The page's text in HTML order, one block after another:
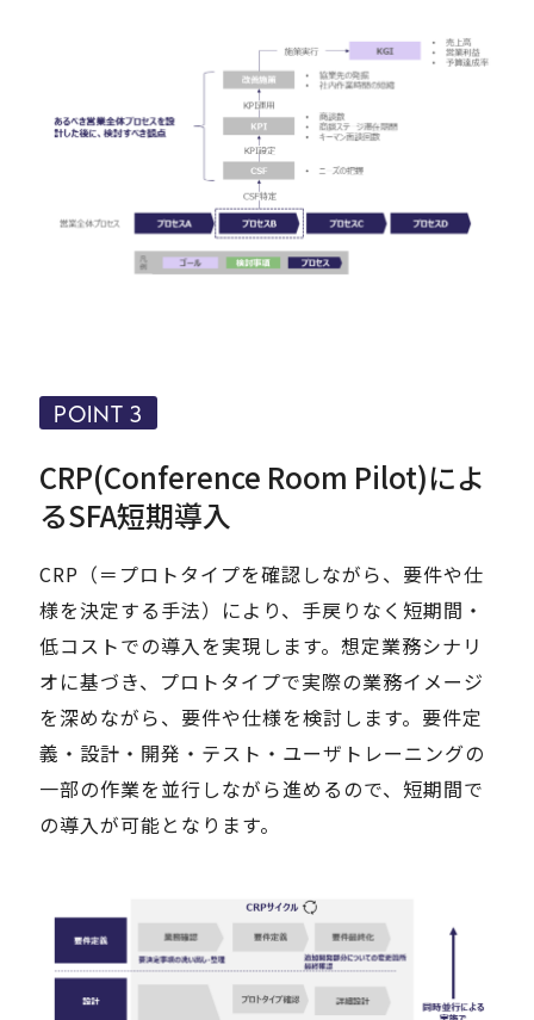
CRP(Conference Room Pilot)によ
るSFA短期導入
POINT 3
CRP（＝プロトタイプを確認しながら、要件や仕
様を決定する手法）により、手戻りなく短期間・
低コストでの導入を実現します。想定業務シナリ
オに基づき、プロトタイプで実際の業務イメージ
を深めながら、要件や仕様を検討します。要件定
義・設計・開発・テスト・ユーザトレーニングの
一部の作業を並行しながら進めるので、短期間で
の導入が可能となります。